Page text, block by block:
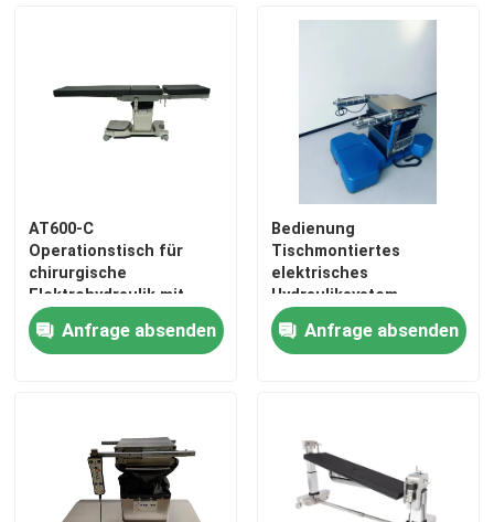
AT600-C
Operationstisch für
chirurgische
Elektrohydraulik mit
Fernbedienung mit
Operationstischzubehör
Anfrage absenden
Bedienung
Tischmontiertes
elektrisches
Hydrauliksystem-
Operationstisch Duales
Steuersystem
Anfrage absenden